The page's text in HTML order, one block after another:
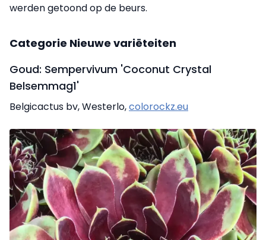
werden getoond op de beurs.
Categorie Nieuwe variëteiten
Goud: Sempervivum 'Coconut Crystal
Belsemmag1'
Belgicactus bv, Westerlo,colorockz.eu